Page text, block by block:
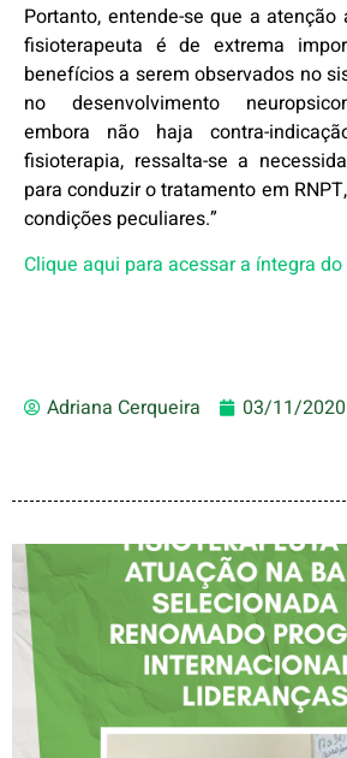
Portanto, entende-se que a atenção
fisioterapeuta é de extrema
benefícios a serem observados no
no desenvolvimento
embora não haja contra-
fisioterapia, ressalta-se a
para conduzir o tratamento em
condições peculiares.”
Clique aqui para acessar a íntegra do
Adriana Cerqueira 03/11/2020
ATUAÇÃO NA